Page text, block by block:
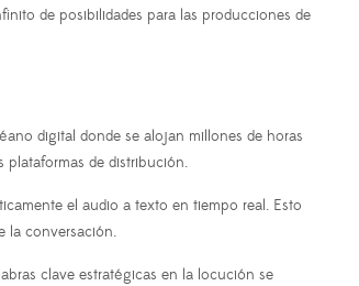
de posibilidades para las producciones de
digital donde se alojan millones de horas
plataformas de distribución.
el audio a texto en tiempo real. Esto
la conversación.
clave estratégicas en la locución se